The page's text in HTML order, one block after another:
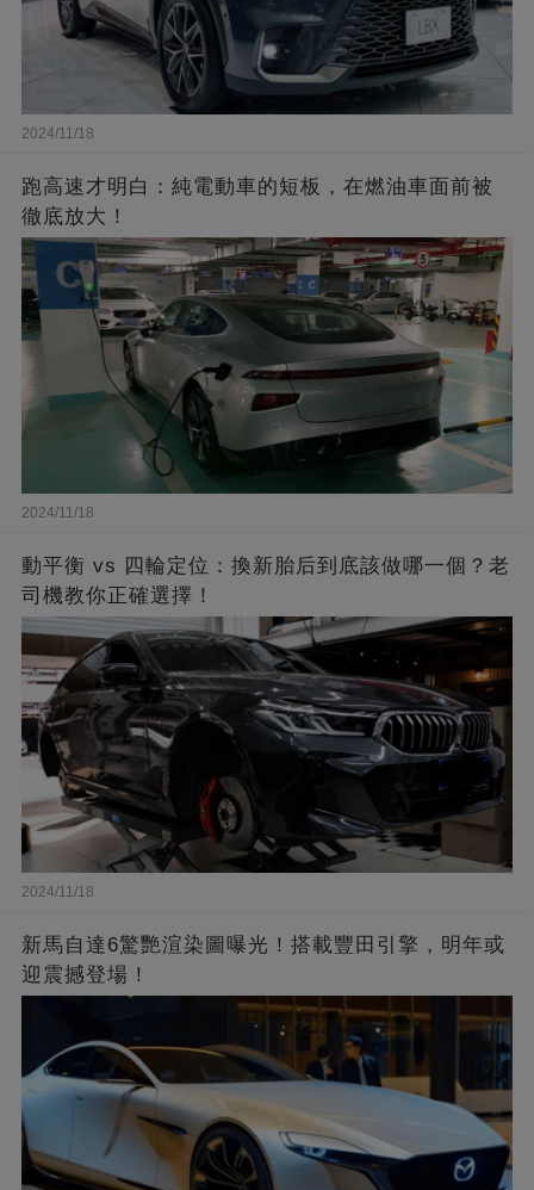
2024/11/18
跑高速才明白：純電動車的短板，在燃油車面前被
徹底放大！
2024/11/18
動平衡 vs 四輪定位：換新胎后到底該做哪一個？老
司機教你正確選擇！
2024/11/18
新馬自達6驚艷渲染圖曝光！搭載豐田引擎，明年或
迎震撼登場！